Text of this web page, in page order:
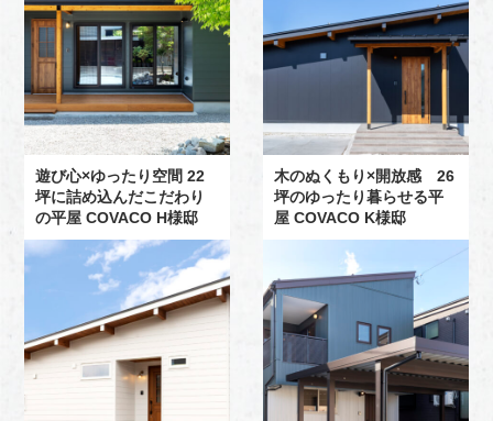
遊び心×ゆったり空間 22
坪に詰め込んだこだわり
の平屋 COVACO H様邸
木のぬくもり×開放感 26
坪のゆったり暮らせる平
屋 COVACO K様邸